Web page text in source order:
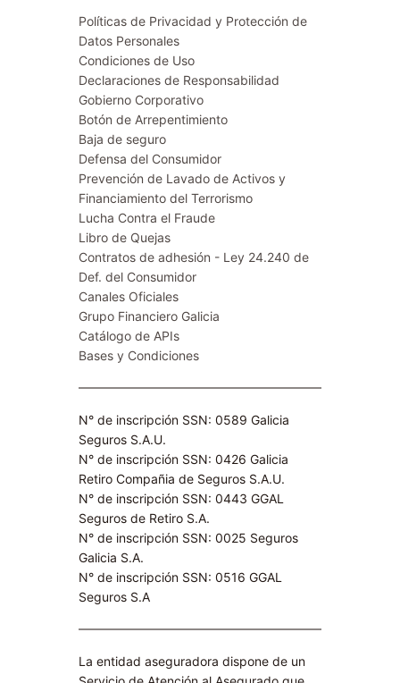
Políticas de Privacidad y Protección de
Datos Personales
Condiciones de Uso
Declaraciones de Responsabilidad
Gobierno Corporativo
Botón de Arrepentimiento
Baja de seguro
Defensa del Consumidor
Prevención de Lavado de Activos y
Financiamiento del Terrorismo
Lucha Contra el Fraude
Libro de Quejas
Contratos de adhesión - Ley 24.240 de
Def. del Consumidor
Canales Oficiales
Grupo Financiero Galicia
Catálogo de APIs
Bases y Condiciones
N° de inscripción SSN: 0589 Galicia
Seguros S.A.U.
N° de inscripción SSN: 0426 Galicia
Retiro Compañia de Seguros S.A.U.​
N° de inscripción SSN: 0443 GGAL
Seguros de Retiro S.A​.
N° de inscripción SSN: 0025 Seguros
Galicia S.A.
N° de inscripción SSN: 0516 GGAL
Seguros S.A​
La entidad aseguradora dispone de un